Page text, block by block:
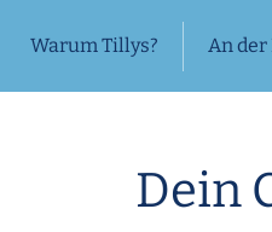
Warum Tillys? An
Dein